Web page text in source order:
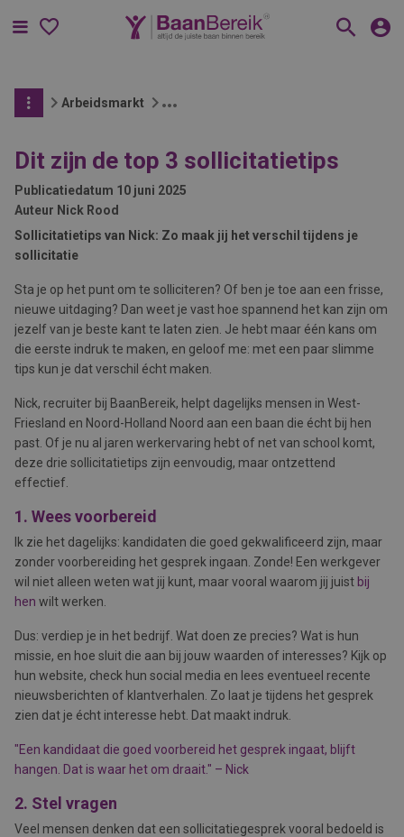
Menu
Arbeidsmarkt
Dit zijn de top 3 sollicitatietips
Publicatiedatum 10 juni 2025
Auteur Nick Rood
Sollicitatietips van Nick: Zo maak jij het verschil tijdens je
sollicitatie
Sta je op het punt om te solliciteren? Of ben je toe aan een frisse,
nieuwe uitdaging? Dan weet je vast hoe spannend het kan zijn om
jezelf van je beste kant te laten zien. Je hebt maar één kans om
die eerste indruk te maken, en geloof me: met een paar slimme
tips kun je dat verschil écht maken.
Nick, recruiter bij BaanBereik, helpt dagelijks mensen in West-
Friesland en Noord-Holland Noord aan een baan die écht bij hen
past. Of je nu al jaren werkervaring hebt of net van school komt,
deze drie sollicitatietips zijn eenvoudig, maar ontzettend
effectief.
1. Wees voorbereid
Ik zie het dagelijks: kandidaten die goed gekwalificeerd zijn, maar
zonder voorbereiding het gesprek ingaan. Zonde! Een werkgever
wil niet alleen weten wat jij kunt, maar vooral waarom jij juist bij
hen wilt werken.
Dus: verdiep je in het bedrijf. Wat doen ze precies? Wat is hun
missie, en hoe sluit die aan bij jouw waarden of interesses? Kijk op
hun website, check hun social media en lees eventueel recente
nieuwsberichten of klantverhalen. Zo laat je tijdens het gesprek
zien dat je écht interesse hebt. Dat maakt indruk.
"Een kandidaat die goed voorbereid het gesprek ingaat, blijft
hangen. Dat is waar het om draait." – Nick
2. Stel vragen
Veel mensen denken dat een sollicitatiegesprek vooral bedoeld is